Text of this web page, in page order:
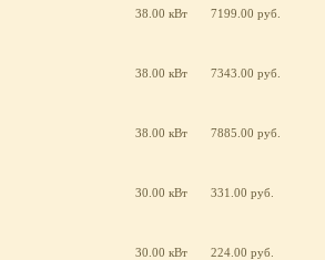
38.00 кВт 7199.00 руб.
38.00 кВт 7343.00 руб.
38.00 кВт 7885.00 руб.
30.00 кВт 331.00 руб.
30.00 кВт 224.00 руб.